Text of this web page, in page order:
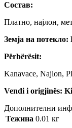
Состав:
Платно, најлон,
Земја на
Përbërësit:
Kanavace, Najlon,
Vendi i origjinës:
Дополнителни
Тежина 0.01 кг